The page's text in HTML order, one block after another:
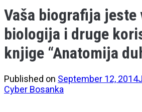
Vaša biografija jeste
biologija i druge
knjige “Anatomija
Published on September 12, 2014
Cyber Bosanka